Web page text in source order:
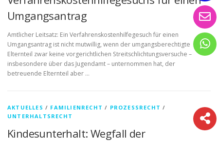
Umgangsantrag
Amtlicher Leitsatz: Ein Verfahrenskostenhilfegesuch für einen
Umgangsantrag ist nicht mutwillig, wenn der umgangsberechtigte
Elternteil zwar keine vorgerichtlichen Streitschlichtungsversuche –
insbesondere über das Jugendamt – unternommen hat, der
betreuende Elternteil aber …
AKTUELLES / FAMILIENRECHT / PROZESSRECHT /
UNTERHALTSRECHT
Kindesunterhalt: Wegfall der